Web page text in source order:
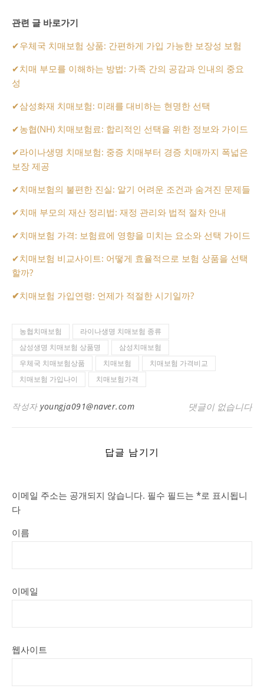
관련 글 바로가기
✔우체국 치매보험 상품: 간편하게 가입 가능한 보장성 보험
✔치매 부모를 이해하는 방법: 가족 간의 공감과 인내의 중요
성
✔삼성화재 치매보험: 미래를 대비하는 현명한 선택
✔농협(NH) 치매보험료: 합리적인 선택을 위한 정보와 가이드
✔라이나생명 치매보험: 중증 치매부터 경증 치매까지 폭넓은
보장 제공
✔치매보험의 불편한 진실: 알기 어려운 조건과 숨겨진 문제들
✔치매 부모의 재산 정리법: 재정 관리와 법적 절차 안내
✔치매보험 가격: 보험료에 영향을 미치는 요소와 선택 가이드
✔치매보험 비교사이트: 어떻게 효율적으로 보험 상품을 선택
할까?
✔치매보험 가입연령: 언제가 적절한 시기일까?
농협치매보험
라이나생명 치매보험 종류
삼성생명 치매보험 상품명
삼성치매보험
우체국 치매보험상품
치매보험
치매보험 가격비교
치매보험 가입나이
치매보험가격
작성자 youngja091@naver.com 댓글이 없습니다
답글 남기기
이메일 주소는 공개되지 않습니다. 필수 필드는 *로 표시됩니
다
이름
이메일
웹사이트